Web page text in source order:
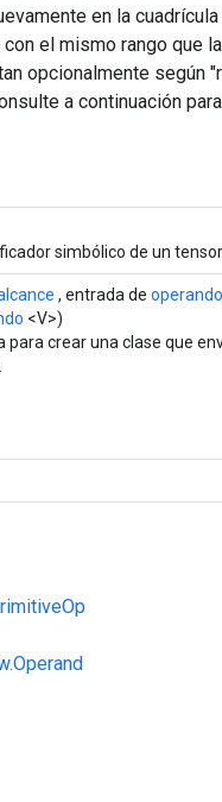
en la
con el mismo rango
opcionalmente según
a continuación
simbólico de un
, entrada de operando
<V>)
para crear una clase que